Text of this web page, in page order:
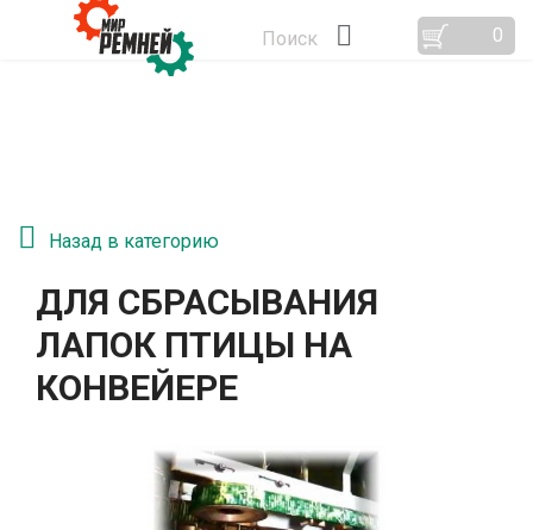
Поиск 0
Назад в категорию
ДЛЯ СБРАСЫВАНИЯ
ЛАПОК ПТИЦЫ НА
КОНВЕЙЕРЕ